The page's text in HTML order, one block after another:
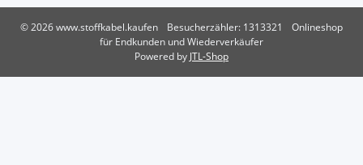
© 2026 www.stoffkabel.kaufen Besucherzähler: 1313321
Onlineshop
für Endkunden und Wiederverkäufer
Powered by JTL-Shop